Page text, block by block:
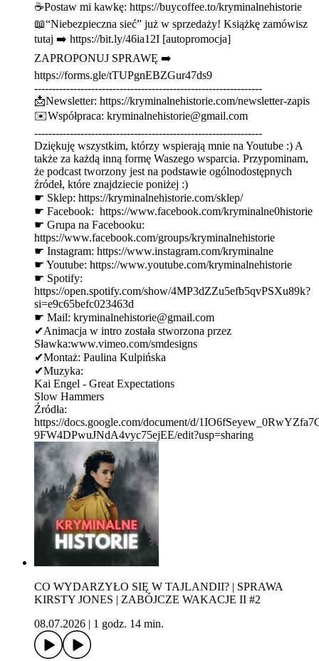
☕Postaw mi kawkę: ⁠⁠⁠⁠⁠⁠⁠⁠⁠⁠⁠⁠⁠⁠⁠⁠⁠⁠⁠⁠⁠⁠⁠https://buycoffee.to/kryminalnehistorie⁠⁠⁠⁠⁠⁠⁠⁠⁠⁠⁠⁠⁠⁠⁠⁠⁠⁠⁠⁠⁠⁠⁠
📖“Niebezpieczna sieć” już w sprzedaży! Książkę zamówisz
tutaj ➡️ ⁠⁠⁠⁠⁠⁠⁠⁠⁠⁠⁠⁠⁠⁠⁠⁠⁠⁠⁠https://bit.ly/46ia12I⁠⁠⁠⁠⁠⁠⁠⁠⁠⁠⁠⁠⁠⁠⁠⁠⁠⁠⁠ [autopromocja]
ZAPROPONUJ SPRAWĘ ➡️
⁠⁠⁠⁠⁠⁠⁠⁠⁠⁠⁠⁠⁠⁠⁠⁠⁠⁠⁠⁠⁠⁠https://forms.gle/tTUPgnEBZGur47ds9⁠⁠⁠⁠⁠⁠⁠⁠⁠⁠⁠⁠⁠⁠⁠⁠⁠⁠⁠⁠⁠⁠
----------------------------------------------------------------
📩Newsletter: ⁠⁠⁠⁠⁠⁠⁠⁠⁠⁠⁠⁠⁠⁠⁠⁠⁠⁠⁠⁠⁠⁠https://kryminalnehistorie.com/newsletter-zapis⁠⁠⁠⁠⁠⁠⁠⁠⁠⁠⁠⁠⁠⁠⁠⁠⁠⁠⁠⁠⁠⁠
✉️Współpraca: kryminalnehistorie@gmail.com
----------------------------------------------------------------
Dziękuję wszystkim, którzy wspierają mnie na Youtube :) A
także za każdą inną formę Waszego wsparcia. Przypominam,
że podcast tworzony jest na podstawie ogólnodostępnych
źródeł, które znajdziecie poniżej :)
☛ Sklep: ⁠⁠⁠⁠⁠⁠⁠⁠⁠⁠⁠⁠⁠⁠⁠⁠⁠⁠⁠⁠⁠⁠⁠⁠https://kryminalnehistorie.com/sklep/ ⁠⁠⁠⁠⁠⁠⁠⁠⁠⁠⁠⁠⁠⁠⁠⁠⁠⁠⁠⁠⁠⁠
☛ Facebook: ⁠⁠ ⁠⁠⁠⁠⁠⁠⁠⁠⁠⁠⁠⁠⁠⁠⁠⁠⁠⁠⁠⁠⁠⁠⁠⁠https://www.facebook.com/kryminalne0historie⁠⁠⁠⁠⁠⁠⁠⁠⁠⁠⁠⁠⁠⁠⁠⁠⁠⁠⁠⁠⁠⁠
☛ Grupa na Facebooku:
⁠⁠⁠⁠⁠⁠⁠⁠⁠⁠⁠⁠⁠⁠⁠⁠⁠⁠⁠⁠⁠⁠⁠⁠https://www.facebook.com/groups/kryminalnehistorie⁠⁠⁠⁠⁠⁠⁠⁠⁠⁠⁠⁠⁠⁠⁠⁠⁠⁠⁠⁠⁠⁠
☛ Instagram: ⁠⁠⁠⁠⁠⁠⁠⁠⁠⁠⁠⁠⁠⁠⁠⁠⁠⁠⁠⁠⁠⁠⁠⁠https://www.instagram.com/kryminalne⁠⁠⁠⁠⁠⁠⁠⁠⁠⁠⁠⁠⁠⁠⁠⁠⁠⁠⁠⁠⁠⁠
☛ Youtube: ⁠⁠⁠⁠⁠⁠⁠⁠⁠⁠⁠⁠⁠⁠⁠⁠⁠⁠⁠⁠⁠⁠⁠⁠https://www.youtube.com/kryminalnehistorie⁠⁠⁠⁠⁠⁠⁠⁠⁠⁠⁠⁠⁠⁠⁠⁠⁠⁠⁠⁠⁠⁠⁠⁠
☛ Spotify:
⁠⁠⁠⁠⁠⁠⁠⁠⁠⁠⁠⁠⁠⁠⁠⁠⁠⁠⁠⁠⁠⁠⁠⁠https://open.spotify.com/show/4MP3dZZu5efb5qvPSXu89k?
si=e9c65befc023463d ⁠⁠⁠⁠⁠⁠⁠⁠⁠⁠⁠⁠⁠⁠⁠⁠⁠⁠⁠⁠⁠⁠⁠⁠
☛ Mail: ⁠⁠kryminalnehistorie@gmail.com⁠⁠
✔Animacja w intro została stworzona przez
Sławka:⁠⁠www.vimeo.com/smdesigns⁠
✔Montaż: Paulina Kulpińska
✔Muzyka:
Kai Engel - Great Expectations
Slow Hammers
Źródła:
https://docs.google.com/document/d/
9FW4DPwuJNdA4vyc75ejEE/edit?usp=sharing
CO WYDARZYŁO SIĘ W TAJLANDII? | SPRAWA
KIRSTY JONES | ZABÓJCZE WAKACJE II #2
08.07.2026
1 godz. 14 min.